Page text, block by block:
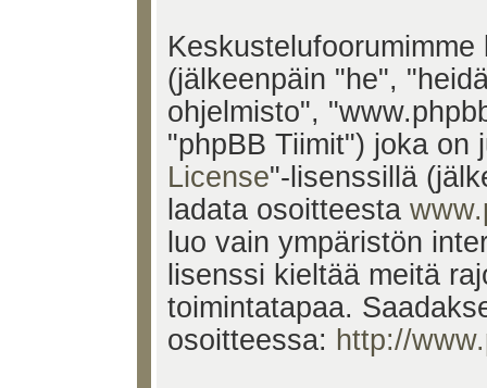
(jälkeenpäin "he",
ohjelmisto",
"phpBB Tiimit") joka on
License"-lisenssillä
ladata osoitteesta
luo vain ympäristön
lisenssi kieltää meitä
toimintatapaa.
osoitteessa: http://